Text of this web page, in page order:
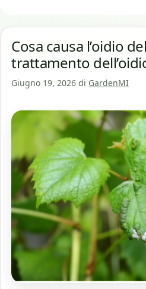
Cosa causa l’oidio
trattamento
Giugno 19, 2026 di GardenMI